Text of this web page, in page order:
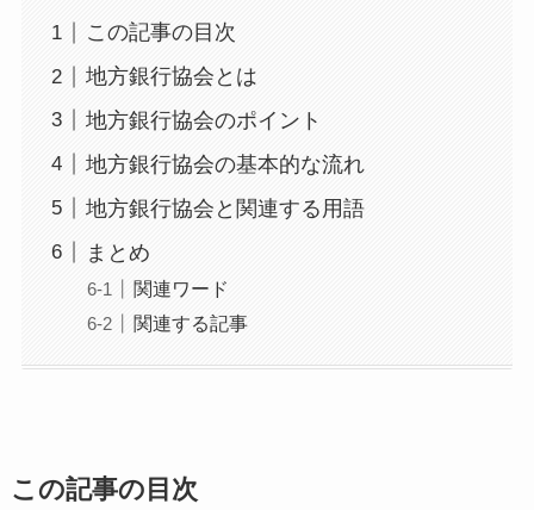
この記事の目次
地方銀行協会とは
地方銀行協会のポイント
地方銀行協会の基本的な流れ
地方銀行協会と関連する用語
まとめ
関連ワード
関連する記事
この記事の目次